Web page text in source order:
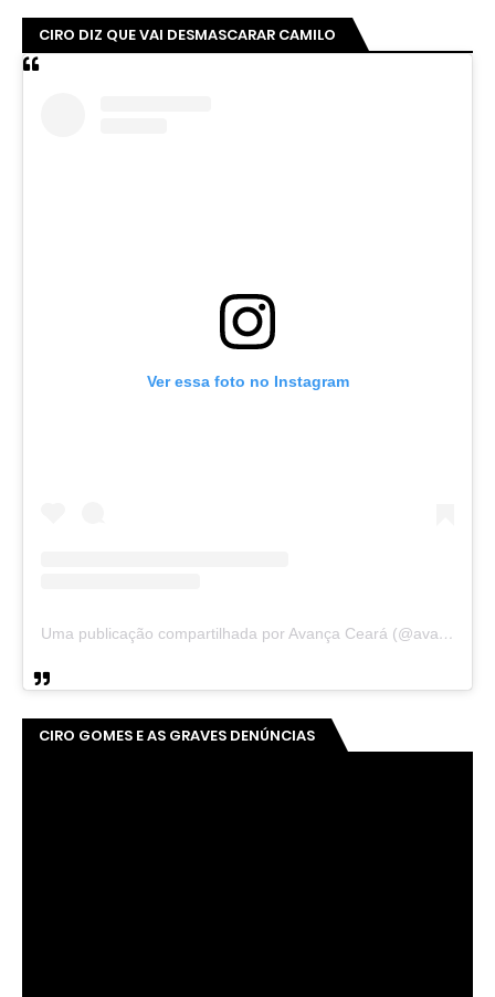
CIRO DIZ QUE VAI DESMASCARAR CAMILO
Ver essa foto no Instagram
Uma publicação compartilhada por Avança Ceará (@avancaceara)
CIRO GOMES E AS GRAVES DENÚNCIAS